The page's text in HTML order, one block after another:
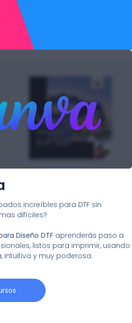
increíbles para DTF sin
difíciles?
Diseño DTF aprenderás paso a
listos para imprimir, usando
intuitiva y muy poderosa.